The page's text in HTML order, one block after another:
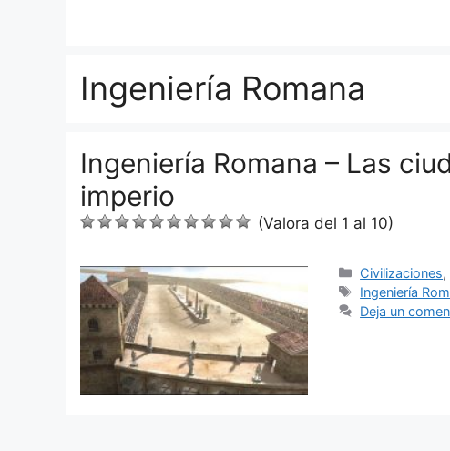
Ingeniería Romana
Ingeniería Romana – Las
imperio
(Valora del 1 al 10)
Categorías
Civilizaciones,
Etiquetas
Ingeniería
Deja un